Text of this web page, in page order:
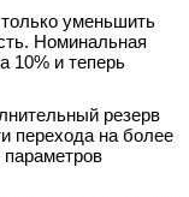
уменьшить
Номинальная
10% и теперь
резерв
перехода на более